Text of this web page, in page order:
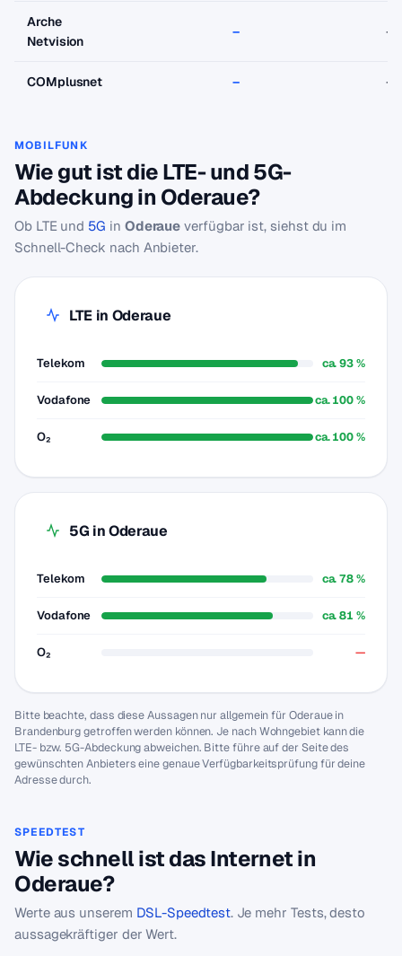
Arche
Netvision
– –
COMplusnet – –
MOBILFUNK
Wie gut ist die LTE- und 5G-
Abdeckung in Oderaue?
Ob LTE und 5G in Oderaue verfügbar ist, siehst du im
Schnell-Check nach Anbieter.
LTE in Oderaue
Telekom ca. 93 %
Vodafone ca. 100 %
O₂ ca. 100 %
5G in Oderaue
Telekom ca. 78 %
Vodafone ca. 81 %
O₂ —
Bitte beachte, dass diese Aussagen nur allgemein für Oderaue in
Brandenburg getroffen werden können. Je nach Wohngebiet kann die
LTE- bzw. 5G-Abdeckung abweichen. Bitte führe auf der Seite des
gewünschten Anbieters eine genaue Verfügbarkeitsprüfung für deine
Adresse durch.
SPEEDTEST
Wie schnell ist das Internet in
Oderaue?
Werte aus unserem DSL-Speedtest. Je mehr Tests, desto
aussagekräftiger der Wert.